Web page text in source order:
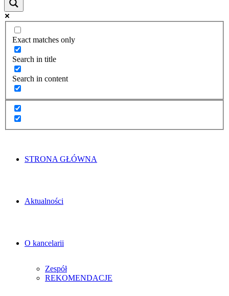
Exact matches only
Search in title
Search in content
STRONA GŁÓWNA
Aktualności
O kancelarii
Zespół
REKOMENDACJE